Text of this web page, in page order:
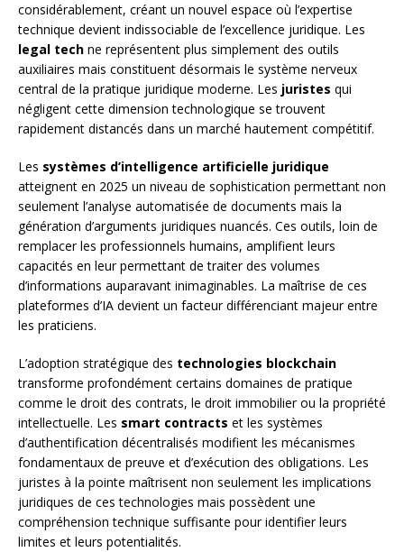
considérablement, créant un nouvel espace où l’expertise
technique devient indissociable de l’excellence juridique. Les
legal tech ne représentent plus simplement des outils
auxiliaires mais constituent désormais le système nerveux
central de la pratique juridique moderne. Les juristes qui
négligent cette dimension technologique se trouvent
rapidement distancés dans un marché hautement compétitif.
Les systèmes d’intelligence artificielle juridique
atteignent en 2025 un niveau de sophistication permettant non
seulement l’analyse automatisée de documents mais la
génération d’arguments juridiques nuancés. Ces outils, loin de
remplacer les professionnels humains, amplifient leurs
capacités en leur permettant de traiter des volumes
d’informations auparavant inimaginables. La maîtrise de ces
plateformes d’IA devient un facteur différenciant majeur entre
les praticiens.
L’adoption stratégique des technologies blockchain
transforme profondément certains domaines de pratique
comme le droit des contrats, le droit immobilier ou la propriété
intellectuelle. Les smart contracts et les systèmes
d’authentification décentralisés modifient les mécanismes
fondamentaux de preuve et d’exécution des obligations. Les
juristes à la pointe maîtrisent non seulement les implications
juridiques de ces technologies mais possèdent une
compréhension technique suffisante pour identifier leurs
limites et leurs potentialités.